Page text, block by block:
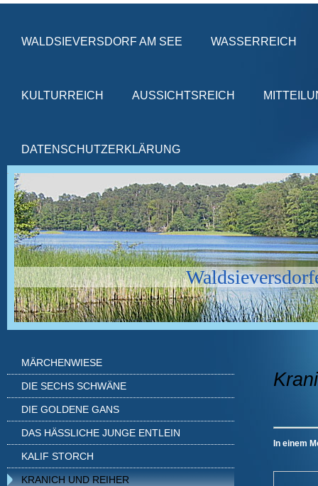
WALDSIEVERSDORF AM SEE WASSERREICH
KULTURREICH AUSSICHTSREICH
DATENSCHUTZERKLÄRUNG
In einem
MÄRCHENWIESE
DIE SECHS SCHWÄNE
DIE GOLDENE GANS
DAS HÄSSLICHE JUNGE ENTLEIN
KALIF STORCH
KRANICH UND REIHER